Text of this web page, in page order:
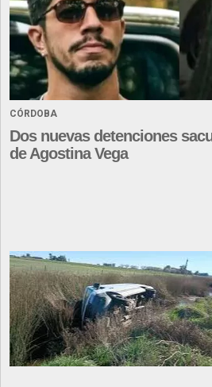
CÓRDOBA
Dos nuevas detenciones
de Agostina Vega